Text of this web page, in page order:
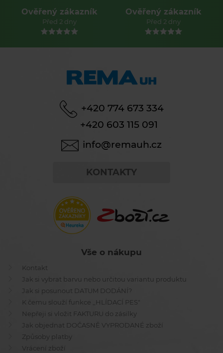
Ověřený zákazník
Před 2 dny
Ověřený zákazník
Před 2 dny
+420 774 673 334
+420 603 115 091
info@remauh.cz
KONTAKTY
Vše o nákupu
Kontakt
Jak si vybrat barvu nebo určitou variantu produktu
Jak si posunout DATUM DODÁNÍ?
K čemu slouží funkce ,,HLÍDACÍ PES"
Nepřeji si vložit FAKTURU do zásilky
Jak objednat DOČASNĚ VYPRODANÉ zboží
Způsoby platby
Vrácení zboží